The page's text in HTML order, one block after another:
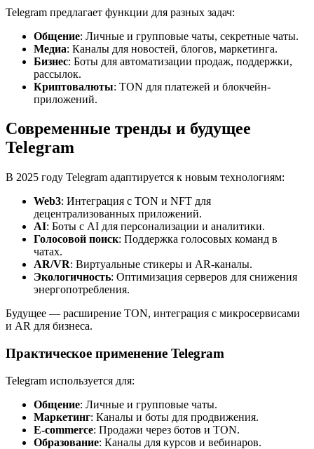
Telegram предлагает функции для разных задач:
Общение: Личные и групповые чаты, секретные чаты.
Медиа: Каналы для новостей, блогов, маркетинга.
Бизнес: Боты для автоматизации продаж, поддержки,
рассылок.
Криптовалюты: TON для платежей и блокчейн-
приложений.
Современные тренды и будущее
Telegram
В 2025 году Telegram адаптируется к новым технологиям:
Web3: Интеграция с TON и NFT для
децентрализованных приложений.
AI: Боты с AI для персонализации и аналитики.
Голосовой поиск: Поддержка голосовых команд в
чатах.
AR/VR: Виртуальные стикеры и AR-каналы.
Экологичность: Оптимизация серверов для снижения
энергопотребления.
Будущее — расширение TON, интеграция с микросервисами
и AR для бизнеса.
Практическое применение Telegram
Telegram используется для:
Общение: Личные и групповые чаты.
Маркетинг: Каналы и боты для продвижения.
E-commerce: Продажи через ботов и TON.
Образование: Каналы для курсов и вебинаров.